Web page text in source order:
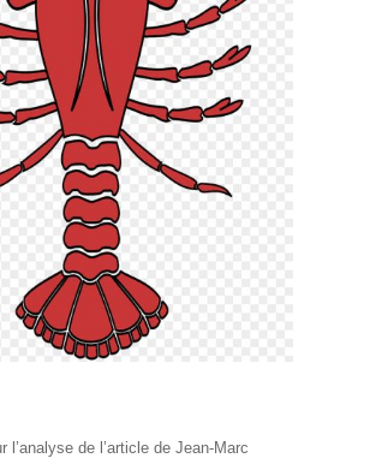
l’analyse de l’article de Jean-Marc